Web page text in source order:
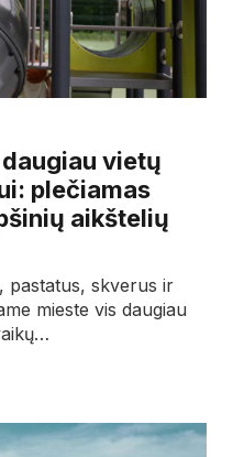
vietų
plečiamas
aikštelių
pastatus, skverus ir
mieste vis daugiau